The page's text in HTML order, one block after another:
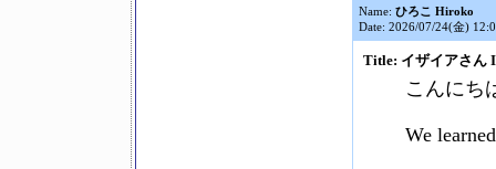
Name: ひろこ Hiroko
Date: 2026/07/24(金)
Title: イザイアさん
こんにち
We